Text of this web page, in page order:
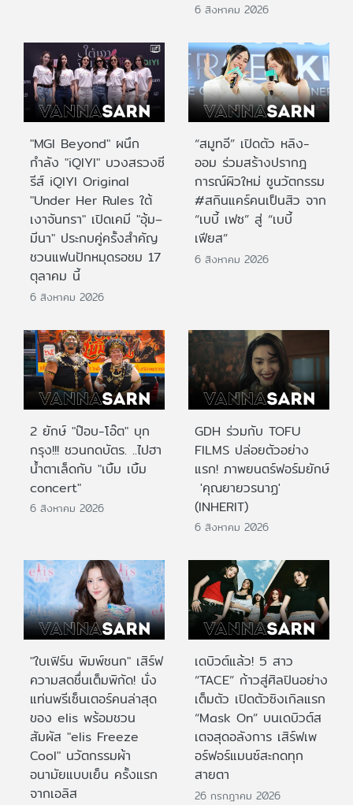
6 สิงหาคม 2026
"MGI Beyond" ผนึก
กำลัง "iQIYI" บวงสรวงซี
รีส์ iQIYI Original
"Under Her Rules ใต้
เงาจันทรา" เปิดเคมี "อุ้ม–
มีนา" ประกบคู่ครั้งสำคัญ
ชวนแฟนปักหมุดรอชม 17
ตุลาคม นี้
6 สิงหาคม 2026
“สมูทอี” เปิดตัว หลิง-
ออม ร่วมสร้างปรากฎ
การณ์ผิวใหม่ ชูนวัตกรรม
#สกินแคร์คนเป็นสิว จาก
“เบบี้ เฟซ” สู่ “เบบี้
เฟียส”
6 สิงหาคม 2026
2 ยักษ์ "ป๊อบ-โอ๊ต" บุก
กรุง!!! ชวนกดบัตร. ..ไปฮา
น้ำตาเล็ดกับ "เบิ้ม เบิ้ม
concert"
6 สิงหาคม 2026
GDH ร่วมกับ TOFU
FILMS ปล่อยตัวอย่าง
แรก! ภาพยนตร์ฟอร์มยักษ์
'คุณยายวรนาฏ'
(INHERIT)
6 สิงหาคม 2026
"ใบเฟิร์น พิมพ์ชนก" เสิร์ฟ
ความสดชื่นเต็มพิกัด! นั่ง
แท่นพรีเซ็นเตอร์คนล่าสุด
ของ elis พร้อมชวน
สัมผัส "elis Freeze
Cool" นวัตกรรมผ้า
อนามัยแบบเย็น ครั้งแรก
จากเอลิส
เดบิวต์แล้ว! 5 สาว
“TACE” ก้าวสู่ศิลปินอย่าง
เต็มตัว เปิดตัวซิงเกิลแรก
“Mask On” บนเดบิวต์ส
เตจสุดอลังการ เสิร์ฟเพ
อร์ฟอร์แมนซ์สะกดทุก
สายตา
26 กรกฎาคม 2026